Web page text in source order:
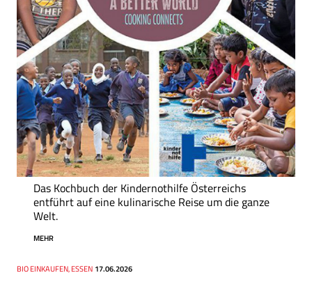
Das Kochbuch der Kindernothilfe Österreichs
entführt auf eine kulinarische Reise um die ganze
Welt.
MEHR
Thema
BIO EINKAUFEN, ESSEN
Datum 17.06.2026